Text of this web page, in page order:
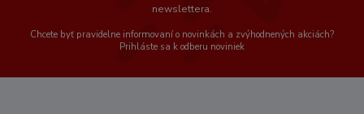
newslettera.
Chcete byť pravidelne informovaní o novinkách a zvýhodnených akciách?
Prihláste sa k odberu noviniek